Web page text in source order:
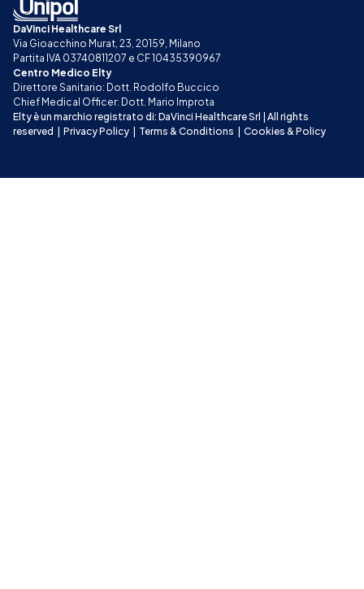
DaVinci Healthcare Srl
Via Gioacchino Murat, 23, 20159, Milano
Partita IVA 03740811207 e CF 10435390967
Centro Medico Elty
Direttore Sanitario: Dott. Rodolfo Buccico
Chief Medical Officer: Dott. Mario Improta
Elty è un marchio registrato di: DaVinci Healthcare Srl | All rights
reserved | Privacy Policy | Terms & Conditions | Cookies & Policy